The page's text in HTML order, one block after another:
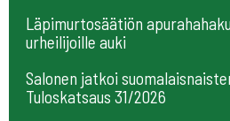
Läpimurtosäätiön
urheilijoille auki
Salonen jatkoi
Tuloskatsaus 31/2026